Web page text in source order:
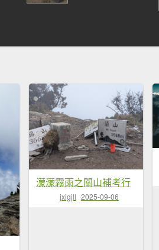
濛濛霧雨之關山補考行
jxigjll 2025-09-06